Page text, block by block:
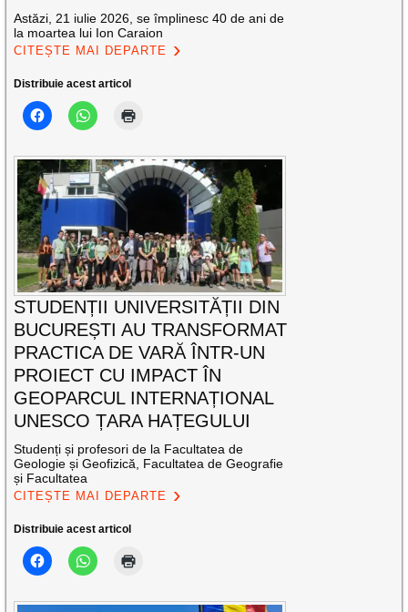
Astăzi, 21 iulie 2026, se împlinesc 40 de ani de
la moartea lui Ion Caraion
CITEȘTE MAI DEPARTE
Distribuie acest articol
STUDENȚII UNIVERSITĂȚII DIN
BUCUREȘTI AU TRANSFORMAT
PRACTICA DE VARĂ ÎNTR-UN
PROIECT CU IMPACT ÎN
GEOPARCUL INTERNAȚIONAL
UNESCO ȚARA HAȚEGULUI
Studenți și profesori de la Facultatea de
Geologie și Geofizică, Facultatea de Geografie
și Facultatea
CITEȘTE MAI DEPARTE
Distribuie acest articol